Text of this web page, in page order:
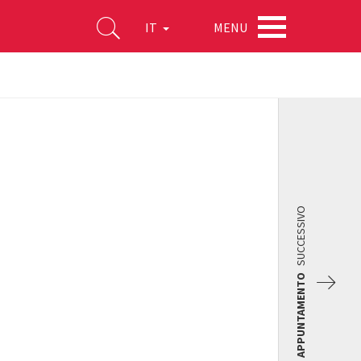
IT MENU
APPUNTAMENTO
SUCCESSIVO